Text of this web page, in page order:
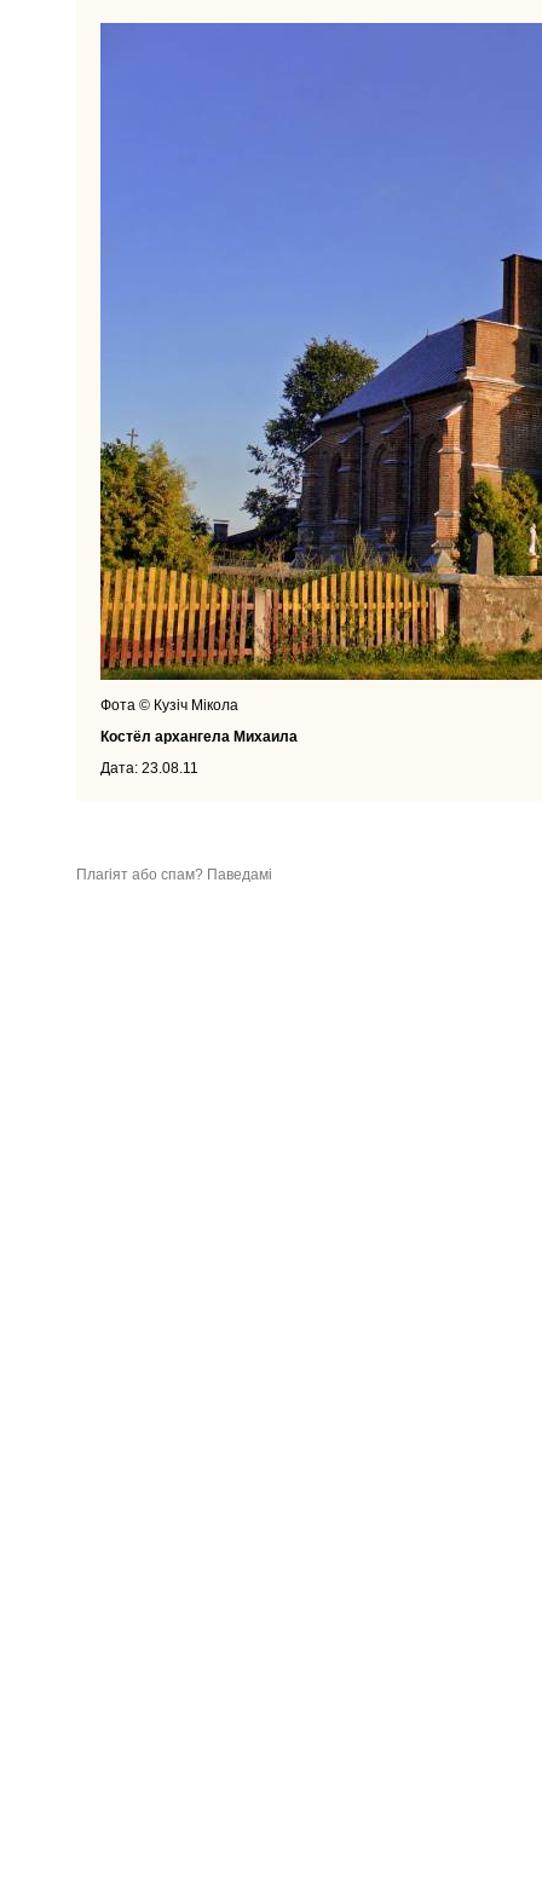
Фота © Кузіч Мікола
Костёл архангела Михаила
Дата: 23.08.11
Плагіят або спам? Паведамі